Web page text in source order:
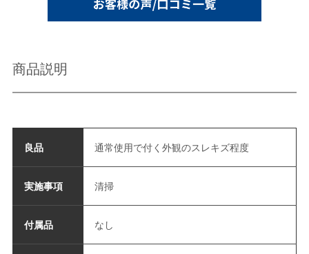
商品説明
良品 通常使用で付く外観のスレキズ程度
実施事項 清掃
付属品 なし